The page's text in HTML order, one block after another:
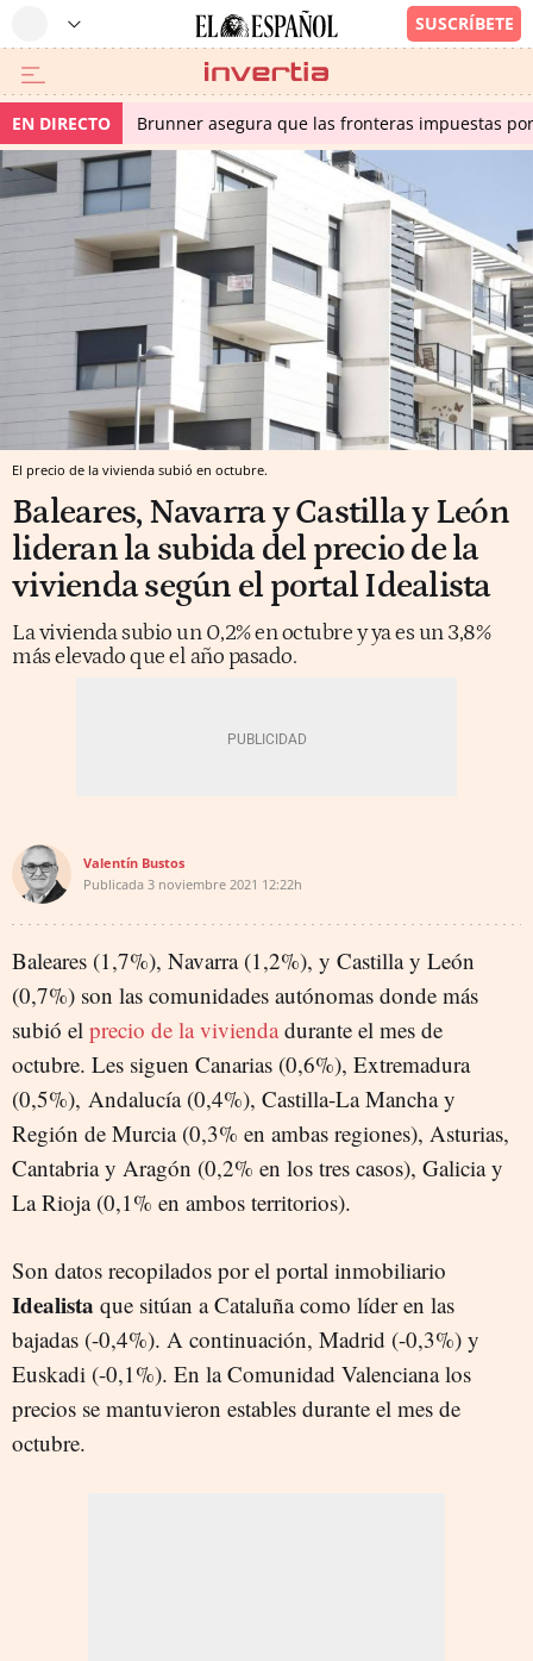
EN DIRECTO Brunner asegura que las fronteras impuestas
El precio de la vivienda subió en octubre.
Baleares, Navarra y Castilla y León
lideran la subida del precio de la
vivienda según el portal Idealista
La vivienda subio un 0,2% en octubre y ya es un 3,8%
más elevado que el año pasado.
Valentín Bustos
Publicada 3 noviembre 2021 12:22h
Baleares (1,7%), Navarra (1,2%), y Castilla y León
(0,7%) son las comunidades autónomas donde más
subió el precio de la viviendadurante el mes de
octubre. Les siguen Canarias (0,6%), Extremadura
(0,5%), Andalucía (0,4%), Castilla-La Mancha y
Región de Murcia (0,3% en ambas regiones), Asturias,
Cantabria y Aragón (0,2% en los tres casos), Galicia y
La Rioja (0,1% en ambos territorios).
Son datos recopilados por el portal inmobiliario
Idealista que sitúan a Cataluña como líder en las
bajadas (-0,4%). A continuación, Madrid (-0,3%) y
Euskadi (-0,1%). En la Comunidad Valenciana los
precios se mantuvieron estables durante el mes de
octubre.